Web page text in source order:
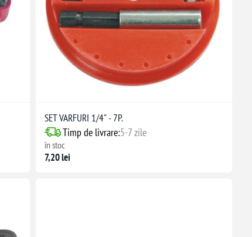
SET VARFURI 1/4" - 7P.
Timp de livrare:5-7 zile
în stoc
7,20 lei